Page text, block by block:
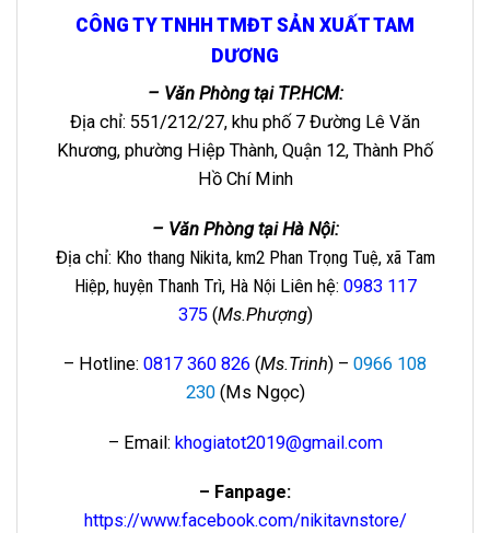
CÔNG TY TNHH TMĐT SẢN XUẤT TAM
DƯƠNG
– Văn Phòng tại TP.HCM:
Địa chỉ: 551/212/27, khu phố 7 Đường Lê Văn
Khương, phường Hiệp Thành, Quận 12, Thành Phố
Hồ Chí Minh
– Văn Phòng tại Hà Nội:
Địa chỉ: Kho thang Nikita, km2 Phan Trọng Tuệ, xã Tam
Hiệp, huyện Thanh Trì, Hà Nội Liên hệ: 0983 117
375(Ms.Phượng)
– Hotline: 0817 360 826 (Ms.Trinh) – 0966 108
230(Ms Ngọc)
– Email: khogiatot2019@gmail.com
– Fanpage:
https://www.facebook.com/nikitavnstore/